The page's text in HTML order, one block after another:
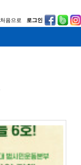
처음으로 로그인